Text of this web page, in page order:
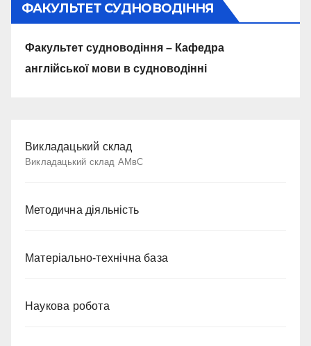
ФАКУЛЬТЕТ СУДНОВОДІННЯ
Факультет судноводіння – Кафедра
англійської мови в судноводінні
Викладацький склад
Викладацький склад АМвС
Методична діяльність
Матеріально-технічна база
Наукова робота